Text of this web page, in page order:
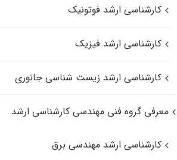
کارشناسی ارشد فوتونیک
کارشناسی ارشد فیزیک
کارشناسی ارشد زیست‌ شناسی جانوری
معرفی گروه فنی مهندسی کارشناسی ارشد
کارشناسی ارشد مهندسی برق